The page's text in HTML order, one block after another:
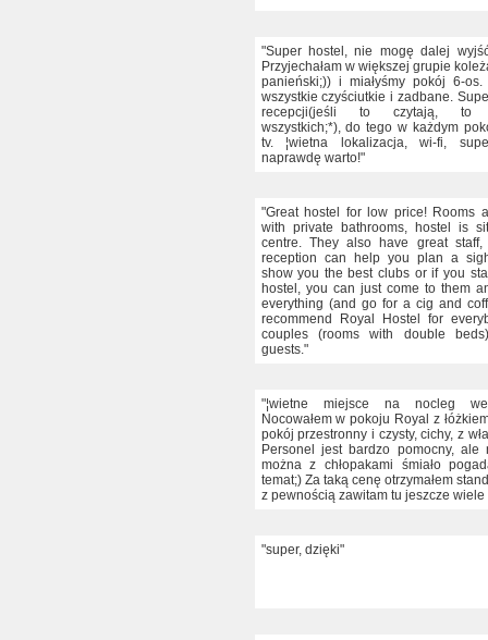
"Super hostel, nie mogę dalej
Przyjechałam w większej grupie
panieński;)) i miałyśmy pokój 6-
wszystkie czyściutkie i zadbane.
recepcji(jeśli to czytają, to
wszystkich;*), do tego w każdym
tv. ¦wietna lokalizacja, wi-fi,
naprawdę warto!"
"Great hostel for low price! Rooms
with private bathrooms, hostel is
centre. They also have great
reception can help you plan a
show you the best clubs or if you
hostel, you can just come to them
everything (and go for a cig and
recommend Royal Hostel for
couples (rooms with double
guests."
"¦wietne miejsce na nocleg we
Nocowałem w pokoju Royal z
pokój przestronny i czysty, cichy, z
Personel jest bardzo pomocny, ale
można z chłopakami śmiało
temat;) Za taką cenę otrzymałem
z pewnością zawitam tu jeszcze wiele
"super, dzięki"